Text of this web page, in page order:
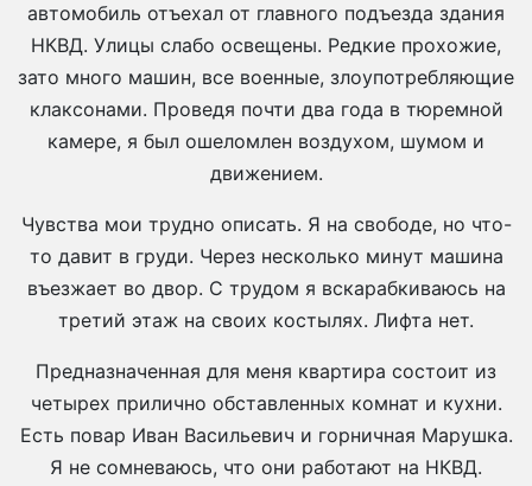
автомобиль отъехал от главного подъезда здания
НКВД. Улицы слабо освещены. Редкие прохожие,
зато много машин, все военные, злоупотребляющие
клаксонами. Проведя почти два года в тюремной
камере, я был ошеломлен воздухом, шумом и
движением.
Чувства мои трудно описать. Я на свободе, но что-
то давит в груди. Через несколько минут машина
въезжает во двор. С трудом я вскарабкиваюсь на
третий этаж на своих костылях. Лифта нет.
Предназначенная для меня квартира состоит из
четырех прилично обставленных комнат и кухни.
Есть повар Иван Васильевич и горничная Марушка.
Я не сомневаюсь, что они работают на НКВД.